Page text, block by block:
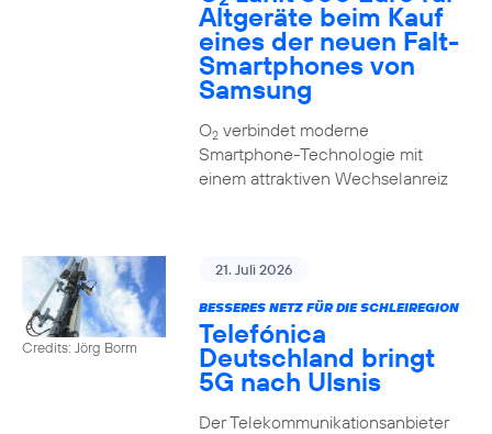
Altgeräte beim Kauf
eines der neuen Falt-
Smartphones von
Samsung
O2verbindet moderne
Smartphone-Technologie mit
einem attraktiven Wechselanreiz
Credits: Jörg Borm
21. Juli 2026
BESSERES NETZ FÜR DIE SCHLEIREGION
Telefónica
Deutschland bringt
5G nach Ulsnis
Der Telekommunikationsanbieter